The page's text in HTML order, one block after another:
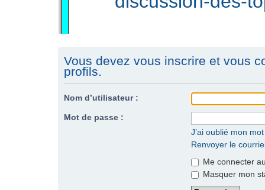
Vous devez vous inscrire et vous
profils.
Nom d’utilisateur :
Mot de passe :
J’ai oublié mon
Renvoyer le
Me connecter
Masquer mon